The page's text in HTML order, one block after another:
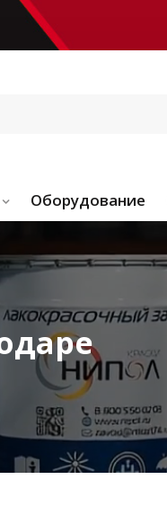
Оборудование